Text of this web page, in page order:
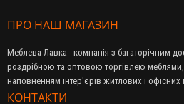
ПРО НАШ МАГАЗИН
Меблева Лавка - компанія з багаторічним
роздрібною та оптовою торгівлею
наповненням інтер'єрів житлових і
КОНТАКТИ